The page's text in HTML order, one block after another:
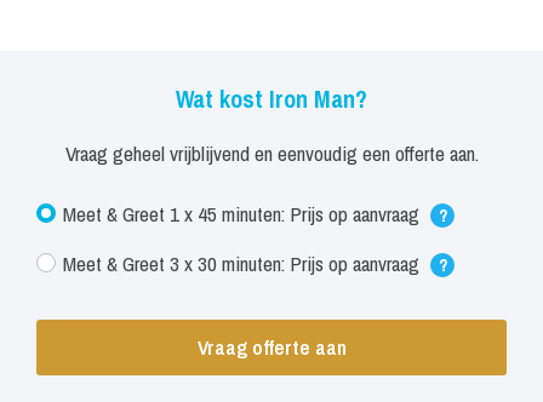
Iedereen kijkt naar deze robot en velen willen met hem op de foto.
brengen. Door middel van een voice-changer kan de Iron Man
spreken waardoor hij nog meer de aandacht naar zich toe weet te
Wat kost Iron Man?
Vraag geheel vrijblijvend en eenvoudig een offerte aan.
Meet & Greet 1 x 45 minuten: Prijs op aanvraag ?
Meet & Greet 3 x 30 minuten: Prijs op aanvraag ?
Vraag offerte aan